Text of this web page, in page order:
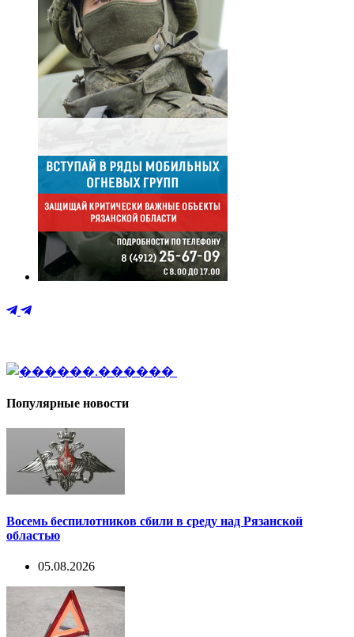
Популярные новости
Восемь беспилотников сбили в среду над Рязанской
областью
05.08.2026